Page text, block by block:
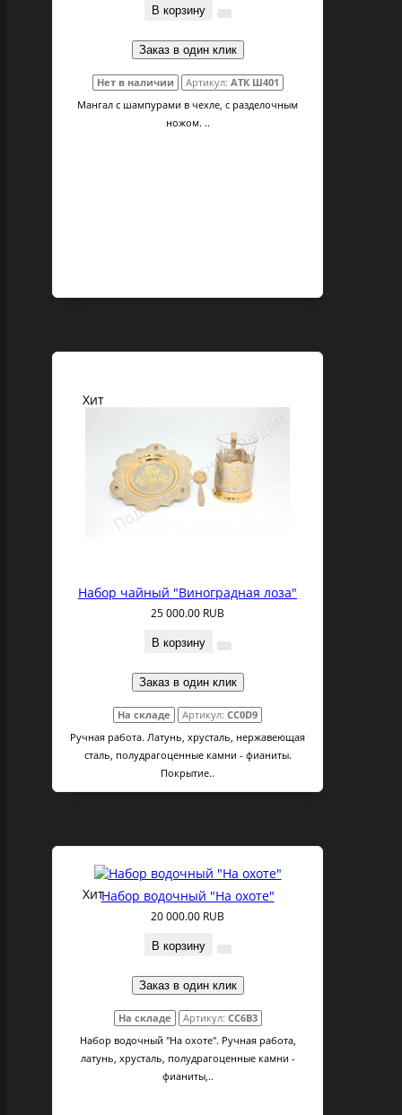
В корзину
Заказ в один клик
Нет в наличии Артикул: АТК Ш401
Мангал с шампурами в чехле, с разделочным
ножом. ..
Хит
Набор чайный "Виноградная лоза"
25 000.00 RUB
В корзину
Заказ в один клик
На складе Артикул: CC0D9
Ручная работа. Латунь, хрусталь, нержавеющая
сталь, полудрагоценные камни - фианиты.
Покрытие..
ХитНабор водочный "На охоте"
20 000.00 RUB
В корзину
Заказ в один клик
На складе Артикул: CC6B3
Набор водочный "На охоте". Ручная работа,
латунь, хрусталь, полудрагоценные камни -
фианиты,..